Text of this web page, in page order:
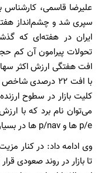
علیرضا قاسمی،
ایران در هفته‌ای که
تحولات پیرامون آن کم
افت هفتگی ارزش اکثر
کلیت بازار در سطوح
می‌توان نام برد که با
p/e ها و p/nav ها در بسیاری از گروه‌های بازار مناسب است.
وی ادامه داد: در کنار
تا بازار در روند صعودی